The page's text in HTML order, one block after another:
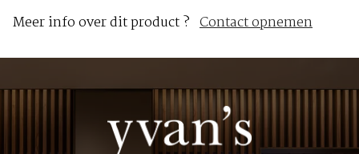
Meer info over dit product ? Contact opnemen